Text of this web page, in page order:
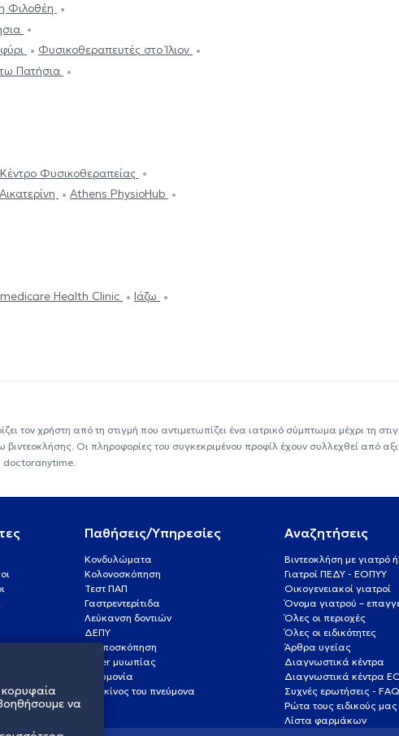
Φιλοθέη
Φυσικοθεραπευτές στο Ίλιον
Πατήσια
Studio - Κέντρο Φυσικοθεραπείας
Athens PhysioHub
Health Clinic
Ιάζω
χρήστη από τη στιγμή που αντιμετωπίζει ένα ιατρικό σύμπτωμα μέχρι τη
Οι πληροφορίες του συγκεκριμένου προφίλ έχουν συλλεχθεί από
doctoranytime.
Παθήσεις/Υπηρεσίες
Κονδυλώματα
Κολονοσκόπηση
Τεστ ΠΑΠ
Γαστρεντερίτιδα
Λεύκανση δοντιών
ΔΕΠΥ
Κολποσκόπηση
Laser μυωπίας
Πνευμονία
Καρκίνος του πνεύμονα
Αναζητήσεις
Βιντεοκλήση με γιατρό
Γιατροί ΠΕΔΥ - ΕΟΠΥΥ
Οικογενειακοί γιατροί
Όνομα γιατρού –
Όλες οι περιοχές
Όλες οι ειδικότητες
Άρθρα υγείας
Διαγνωστικά κέντρα
Διαγνωστικά κέντρα
Συχνές ερωτήσεις - FAQ
Ρώτα τους ειδικούς μας
Λίστα φαρμάκων
να